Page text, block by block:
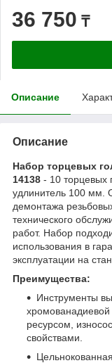
36 750 ₸
Описание
Описание
Набор торцевых
14138 - 10 торцевых
удлинитель 100 мм.
демонтажа
технического
работ. Набор
использования в
эксплуатации на
Преимущества:
Инструменты
ресурсом,
свойствами.